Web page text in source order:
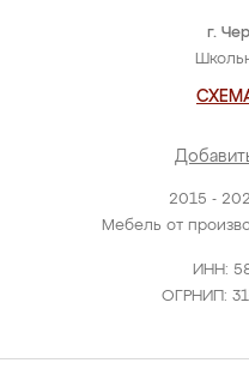
2015 -
Мебель от
ИНН:
ОГРНИП:
г.